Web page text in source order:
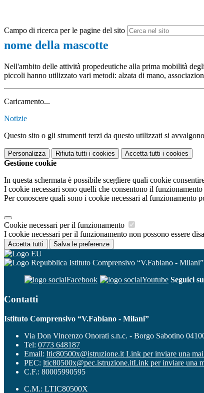
Campo di ricerca per le pagine del sito
nome della mascotte
Nell'ambito delle attività propedeutiche alla prima mobilità
piccoli hanno utilizzato vari metodi: alzata di mano,
Caricamento...
Notizie
Questo sito o gli strumenti terzi da questo utilizzati si
Personalizza Rifiuta tutti i cookies Accetta tutti i cookies
Gestione cookie
In questa schermata è possibile scegliere quali cookie
I cookie necessari sono quelli che consentono il
Per conoscere quali sono i cookie necessari al funzionamento
Cookie necessari per il funzionamento
I cookie necessari per il funzionamento non possono essere
Accetta tutti Salva le preferenze
Istituto Comprensivo “V.Fabiano - Milani”
Facebook
Youtube Seguici
Contatti
Istituto Comprensivo “V.Fabiano - Milani”
Via Don Vincenzo Onorati s.n.c. - Borgo Sabotino
Tel: 0773 648187
Email: ltic80500x@istruzione.it Link per inviare una
PEC: ltic80500x@pec.istruzione.itLink per inviare una
C.F.: 80005990595
C.M.: LTIC80500X